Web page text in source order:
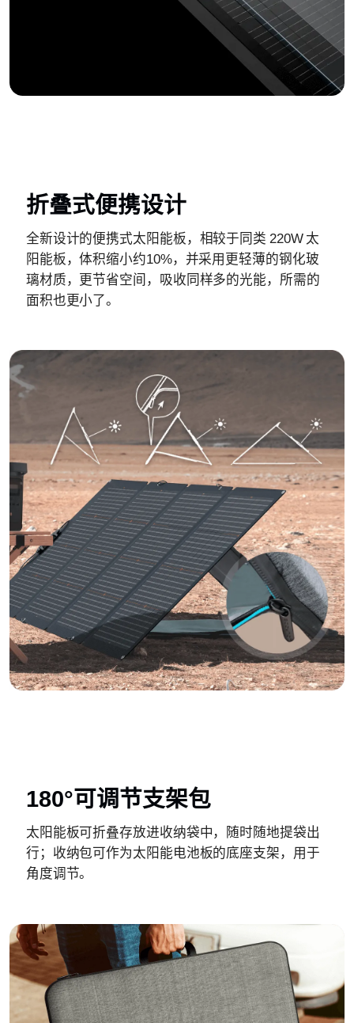
折叠式便携设计
全新设计的便携式太阳能板，相较于同类 220W 太
阳能板，体积缩小约10%，并采用更轻薄的钢化玻
璃材质，更节省空间，吸收同样多的光能，所需的
面积也更小了。
180°可调节支架包
太阳能板可折叠存放进收纳袋中，随时随地提袋出
行；收纳包可作为太阳能电池板的底座支架，用于
角度调节。